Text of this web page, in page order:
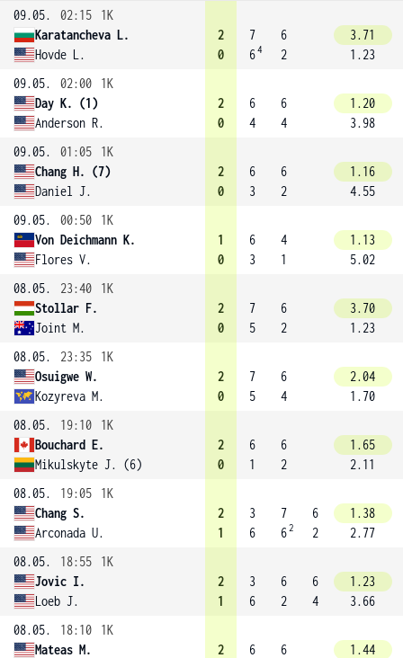
09.05. 02:15
1K
Karatancheva L.
Hovde L.
2
0
7
64
6
2
3.71
1.23
09.05.
02:00
1K
Day K. (1)
Anderson R.
2
0
6
4
6
4
1.20
3.98
09.05.
01:05
1K
Chang H. (7)
Daniel J.
2
0
6
3
6
2
1.16
4.55
09.05.
00:50
1K
Von Deichmann K.
Flores V.
1
0
6
3
4
1
1.13
5.02
08.05.
23:40
1K
Stollar F.
Joint M.
2
0
7
5
6
2
3.70
1.23
08.05.
23:35
1K
Osuigwe W.
Kozyreva M.
2
0
7
5
6
4
2.04
1.70
08.05.
19:10
1K
Bouchard E.
Mikulskyte J. (6)
2
0
6
1
6
2
1.65
2.11
08.05.
19:05
1K
Chang S.
Arconada U.
2
1
3
6
7
62
6
2
1.38
2.77
08.05.
18:55
1K
Jovic I.
Loeb J.
2
1
3
6
6
2
6
4
1.23
3.66
08.05.
18:10
1K
Mateas M.
2
6
6
1.44